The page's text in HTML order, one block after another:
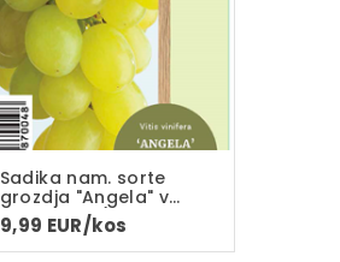
Sadika nam. sorte
grozdja "Angela" v
loncu C-2L(dvoletna
sadika)
9,99 EUR/kos